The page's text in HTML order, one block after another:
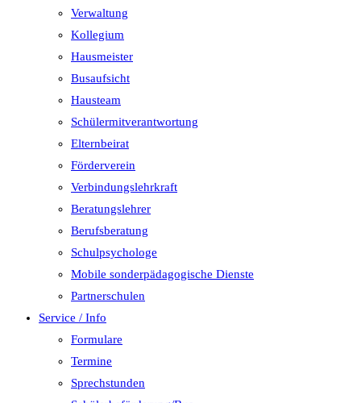
Verwaltung
Kollegium
Hausmeister
Busaufsicht
Hausteam
Schülermitverantwortung
Elternbeirat
Förderverein
Verbindungslehrkraft
Beratungslehrer
Berufsberatung
Schulpsychologe
Mobile sonderpädagogische Dienste
Partnerschulen
Service / Info
Formulare
Termine
Sprechstunden